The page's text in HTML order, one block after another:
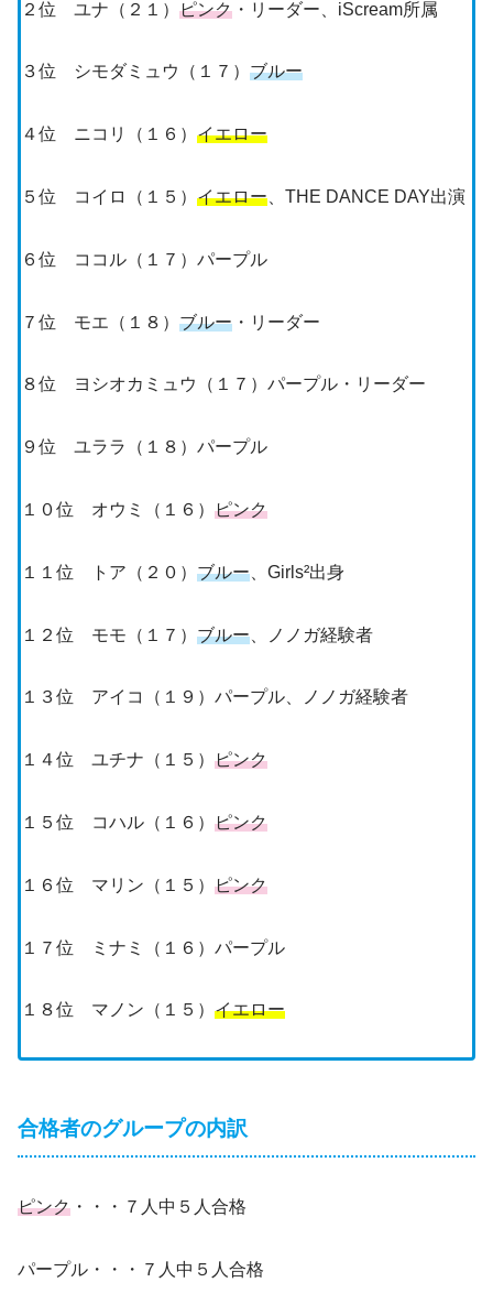
２位 ユナ（２１） ピンク ・リーダー、iScream所属
３位 シモダミュウ（１７） ブルー
４位 ニコリ（１６） イエロー
５位 コイロ（１５） イエロー 、THE DANCE DAY出演
６位 ココル（１７）パープル
７位 モエ（１８） ブルー ・リーダー
８位 ヨシオカミュウ（１７）パープル・リーダー
９位 ユララ（１８）パープル
１０位 オウミ（１６） ピンク
１１位 トア（２０） ブルー 、Girls²出身
１２位 モモ（１７） ブルー 、ノノガ経験者
１３位 アイコ（１９）パープル、ノノガ経験者
１４位 ユチナ（１５） ピンク
１５位 コハル（１６） ピンク
１６位 マリン（１５） ピンク
１７位 ミナミ（１６）パープル
１８位 マノン（１５） イエロー
合格者のグループの内訳
ピンク ・・・７人中５人合格
パープル・・・７人中５人合格